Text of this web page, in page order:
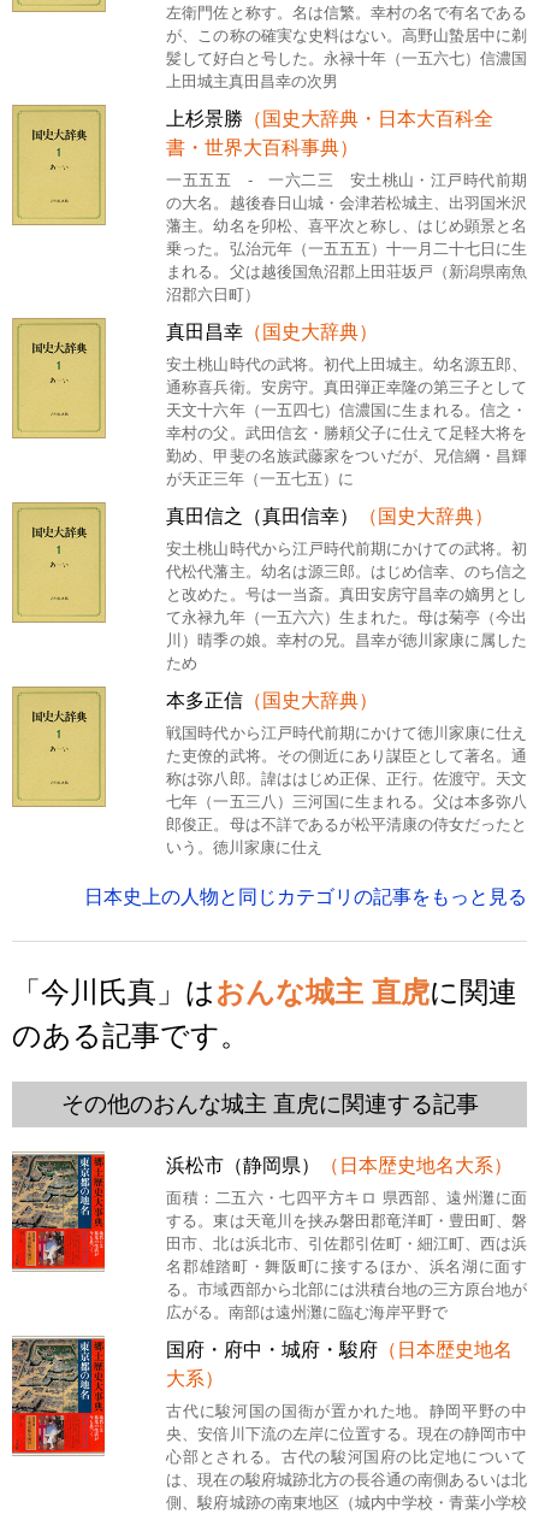
左衛門佐と称す。名は信繁。幸村の名で有名である
が、この称の確実な史料はない。高野山蟄居中に剃
髪して好白と号した。永禄十年（一五六七）信濃国
上田城主真田昌幸の次男
上杉景勝 （国史大辞典・日本大百科全
書・世界大百科事典）
一五五五 - 一六二三 安土桃山・江戸時代前期
の大名。越後春日山城・会津若松城主、出羽国米沢
藩主。幼名を卯松、喜平次と称し、はじめ顕景と名
乗った。弘治元年（一五五五）十一月二十七日に生
まれる。父は越後国魚沼郡上田荘坂戸（新潟県南魚
沼郡六日町）
真田昌幸 （国史大辞典）
安土桃山時代の武将。初代上田城主。幼名源五郎、
通称喜兵衛。安房守。真田弾正幸隆の第三子として
天文十六年（一五四七）信濃国に生まれる。信之・
幸村の父。武田信玄・勝頼父子に仕えて足軽大将を
勤め、甲斐の名族武藤家をついだが、兄信綱・昌輝
が天正三年（一五七五）に
真田信之（真田信幸） （国史大辞典）
安土桃山時代から江戸時代前期にかけての武将。初
代松代藩主。幼名は源三郎。はじめ信幸、のち信之
と改めた。号は一当斎。真田安房守昌幸の嫡男とし
て永禄九年（一五六六）生まれた。母は菊亭（今出
川）晴季の娘。幸村の兄。昌幸が徳川家康に属した
ため
本多正信 （国史大辞典）
戦国時代から江戸時代前期にかけて徳川家康に仕え
た吏僚的武将。その側近にあり謀臣として著名。通
称は弥八郎。諱ははじめ正保、正行。佐渡守。天文
七年（一五三八）三河国に生まれる。父は本多弥八
郎俊正。母は不詳であるが松平清康の侍女だったと
いう。徳川家康に仕え
日本史上の人物と同じカテゴリの記事をもっと見る
「今川氏真」はおんな城主 直虎に関連
のある記事です。
その他のおんな城主 直虎に関連する記事
浜松市（静岡県） （日本歴史地名大系）
面積：二五六・七四平方キロ 県西部、遠州灘に面
する。東は天竜川を挟み磐田郡竜洋町・豊田町、磐
田市、北は浜北市、引佐郡引佐町・細江町、西は浜
名郡雄踏町・舞阪町に接するほか、浜名湖に面す
る。市域西部から北部には洪積台地の三方原台地が
広がる。南部は遠州灘に臨む海岸平野で
国府・府中・城府・駿府 （日本歴史地名
大系）
古代に駿河国の国衙が置かれた地。静岡平野の中
央、安倍川下流の左岸に位置する。現在の静岡市中
心部とされる。古代の駿河国府の比定地について
は、現在の駿府城跡北方の長谷通の南側あるいは北
側、駿府城跡の南東地区（城内中学校・青葉小学校